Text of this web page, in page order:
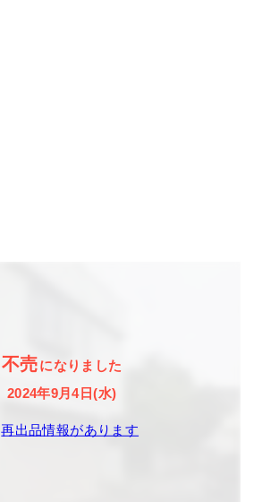
不売になりました
2024年9月4日(水)
再出品情報があります